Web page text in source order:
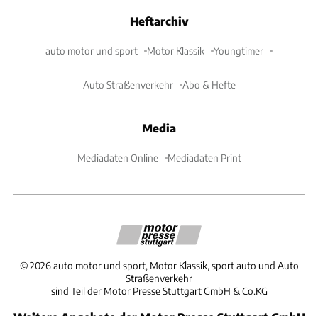
Heftarchiv
auto motor und sport Motor Klassik Youngtimer
Auto Straßenverkehr Abo & Hefte
Media
Mediadaten Online Mediadaten Print
©2026 auto motor und sport, Motor Klassik, sport auto und Auto
Straßenverkehr
sind Teil der Motor Presse Stuttgart GmbH & Co.KG